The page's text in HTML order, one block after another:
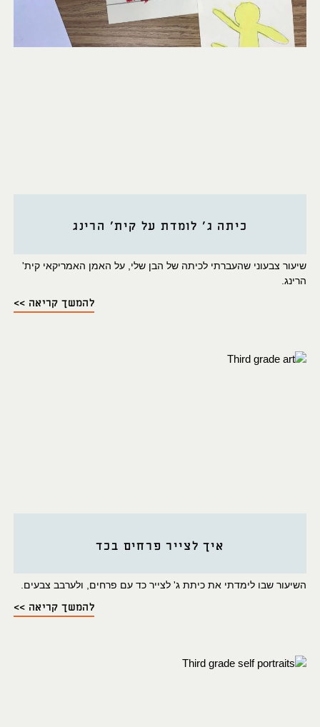
כיתה ג' לומדת על קית' הרינג
שיעור צבעוני שהעברתי לכיתה של הבן שלי, על האמן האמריקאי קית'
הרינג.
להמשך קריאה >>
איך לצייר פרחים בכד
השיעור שבו לימדתי את כיתת ג' לצייר כד עם פרחים, ולערבב צבעים.
להמשך קריאה >>